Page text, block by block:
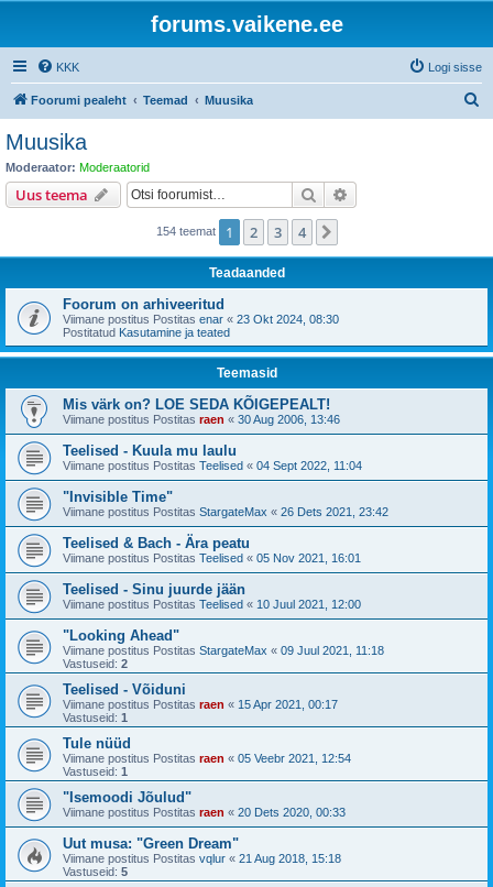
forums.vaikene.ee
KKK Logi sisse
Foorumi pealeht Teemad Muusika
Muusika
Moderaator: Moderaatorid
Uus teema Otsi
154 teemat 1 2 3 4
Teadaanded
Foorum on arhiveeritud
Viimane postitus Postitas enar « 23 Okt 2024, 08:30
Postitatud Kasutamine ja teated
Teemasid
Mis värk on? LOE SEDA KÕIGEPEALT!
Viimane postitus Postitas raen « 30 Aug 2006, 13:46
Teelised - Kuula mu laulu
Viimane postitus Postitas Teelised « 04 Sept 2022, 11:04
"Invisible Time"
Viimane postitus Postitas StargateMax « 26 Dets 2021, 23:42
Teelised & Bach - Ära peatu
Viimane postitus Postitas Teelised « 05 Nov 2021, 16:01
Teelised - Sinu juurde jään
Viimane postitus Postitas Teelised « 10 Juul 2021, 12:00
"Looking Ahead"
Viimane postitus Postitas StargateMax « 09 Juul 2021, 11:18
Vastuseid: 2
Teelised - Võiduni
Viimane postitus Postitas raen « 15 Apr 2021, 00:17
Vastuseid: 1
Tule nüüd
Viimane postitus Postitas raen « 05 Veebr 2021, 12:54
Vastuseid: 1
"Isemoodi Jõulud"
Viimane postitus Postitas raen « 20 Dets 2020, 00:33
Uut musa: "Green Dream"
Viimane postitus Postitas vqlur « 21 Aug 2018, 15:18
Vastuseid: 5